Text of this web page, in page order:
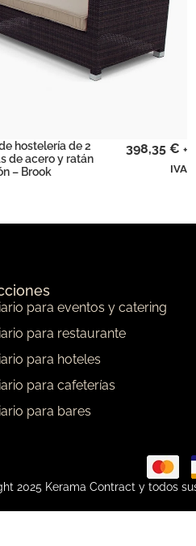
hostelería de 2
de acero y ratán
– Brook
398,35 € +
IVA
para eventos y catering
para restaurante
para hoteles
para cafeterías
para bares
2025 Kerama Contract y todos